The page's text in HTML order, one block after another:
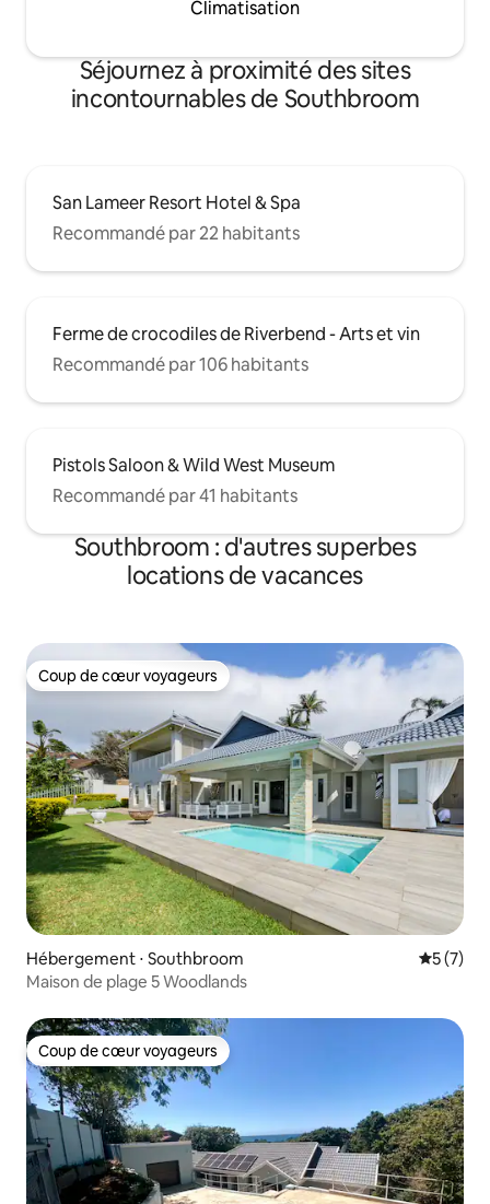
Climatisation
Séjournez à proximité des sites
incontournables de Southbroom
San Lameer Resort Hotel & Spa
Recommandé par 22 habitants
Ferme de crocodiles de Riverbend - Arts et vin
Recommandé par 106 habitants
Pistols Saloon & Wild West Museum
Recommandé par 41 habitants
Southbroom : d'autres superbes
locations de vacances
Coup de cœur voyageurs
Coup de cœur voyageurs
Hébergement ⋅ Southbroom
5 (7)
Maison de plage 5 Woodlands
Coup de cœur voyageurs
Coup de cœur voyageurs